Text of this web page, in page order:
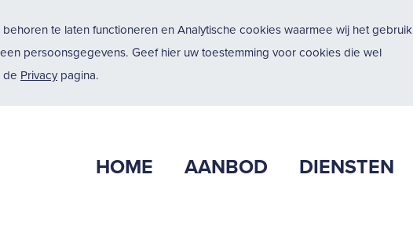
te laten functioneren en Analytische cookies waarmee wij het gebruik
persoonsgegevens. Geef hier uw toestemming voor cookies die wel
de Privacypagina.
HOME AANBOD DIENSTEN